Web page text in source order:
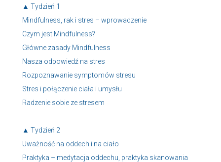
▲ Tydzień 1
Mindfulness, rak i stres – wprowadzenie
Czym jest Mindfulness?
Główne zasady Mindfulness
Nasza odpowiedź na stres
Rozpoznawanie symptomów stresu
Stres i połączenie ciała i umysłu
Radzenie sobie ze stresem
▲ Tydzień 2
Uważność na oddech i na ciało
Praktyka – medytacja oddechu, praktyka skanowania